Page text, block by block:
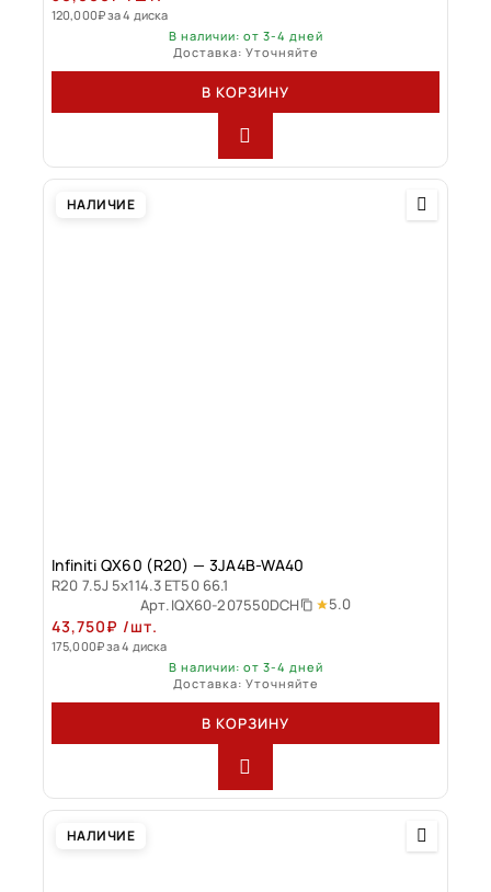
120,000₽за 4 диска
В наличии: от 3-4 дней
Доставка: Уточняйте
В КОРЗИНУ
НАЛИЧИЕ
Infiniti QX60 (R20) — 3JA4B-WA40
R20 7.5J 5x114.3 ET50 66.1
Арт.IQX60-207550DCH 5.0
43,750₽ /шт.
175,000₽за 4 диска
В наличии: от 3-4 дней
Доставка: Уточняйте
В КОРЗИНУ
НАЛИЧИЕ